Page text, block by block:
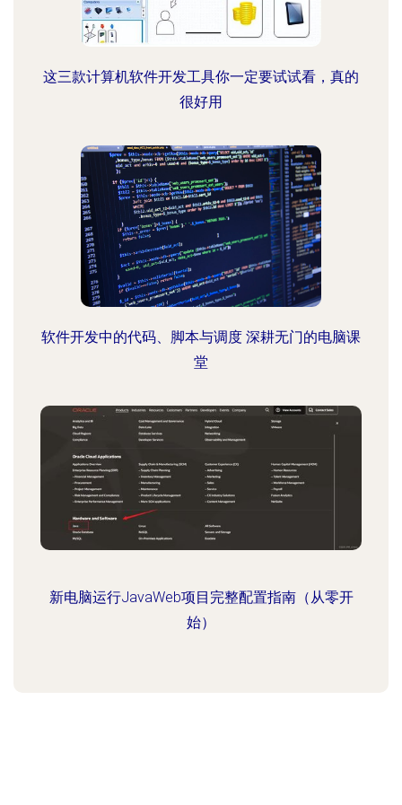
这三款计算机软件开发工具你一定要试试看，真的
很好用
软件开发中的代码、脚本与调度 深耕无门的电脑课
堂
新电脑运行JavaWeb项目完整配置指南（从零开
始）